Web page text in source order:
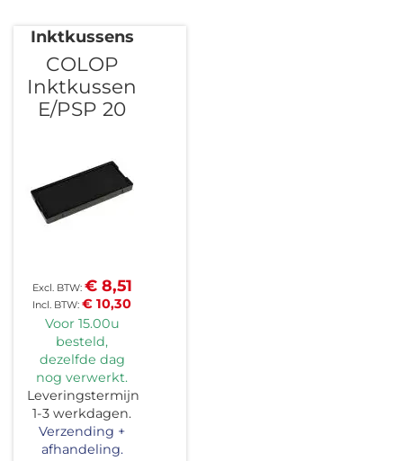
Inktkussens
COLOP
Inktkussen
E/PSP 20
€ 10,30
€ 8,51
Voor 15.00u
besteld,
dezelfde dag
nog verwerkt.
Leveringstermijn
1-3 werkdagen.
Verzending +
afhandeling.